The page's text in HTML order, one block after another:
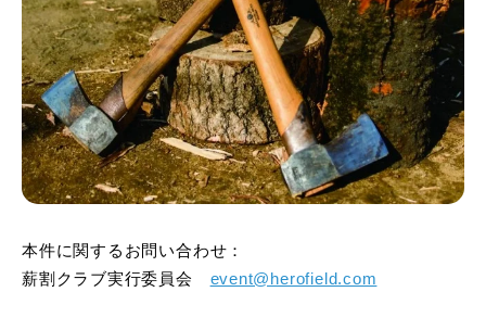
本件に関するお問い合わせ：
薪割クラブ実行委員会 event@herofield.com